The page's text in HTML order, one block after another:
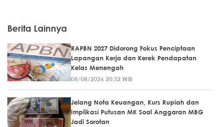
Berita Lainnya
RAPBN 2027 Didorong Fokus Penciptaan
Lapangan Kerja dan Kerek Pendapatan
Kelas Menengah
08/08/2026 20:32 WIB
Jelang Nota Keuangan, Kurs Rupiah dan
Implikasi Putusan MK Soal Anggaran MBG
Jadi Sorotan